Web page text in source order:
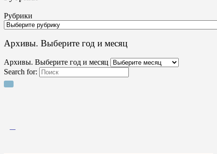
Рубрики
Архивы. Выберите год и месяц
Архивы. Выберите год и месяц
Search for: